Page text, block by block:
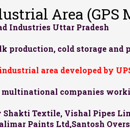
Area (GPS
Industries Uttar Pradesh
production, cold storage and
area developed by
companies
Textile, Vishal Pipes
Paints Ltd,Santosh